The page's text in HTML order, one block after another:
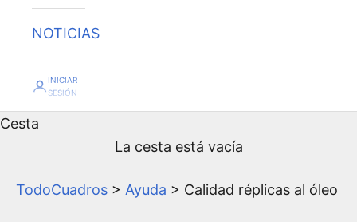
NOTICIAS
INICIAR
SESIÓN
Cesta
La cesta está vacía
TodoCuadros > Ayuda > Calidad réplicas al óleo